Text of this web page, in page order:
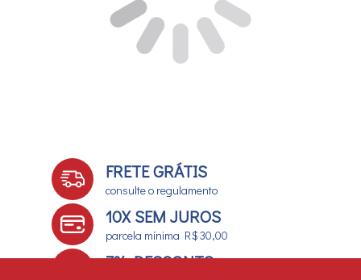
FRETE GRÁTIS
consulte o regulamento
10X SEM JUROS
parcela mínima R$ 30,00
7% DESCONTO